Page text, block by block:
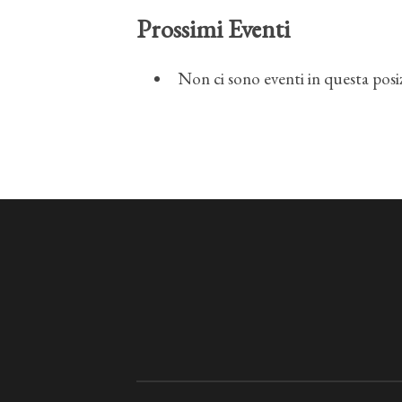
Prossimi Eventi
Non ci sono eventi in questa